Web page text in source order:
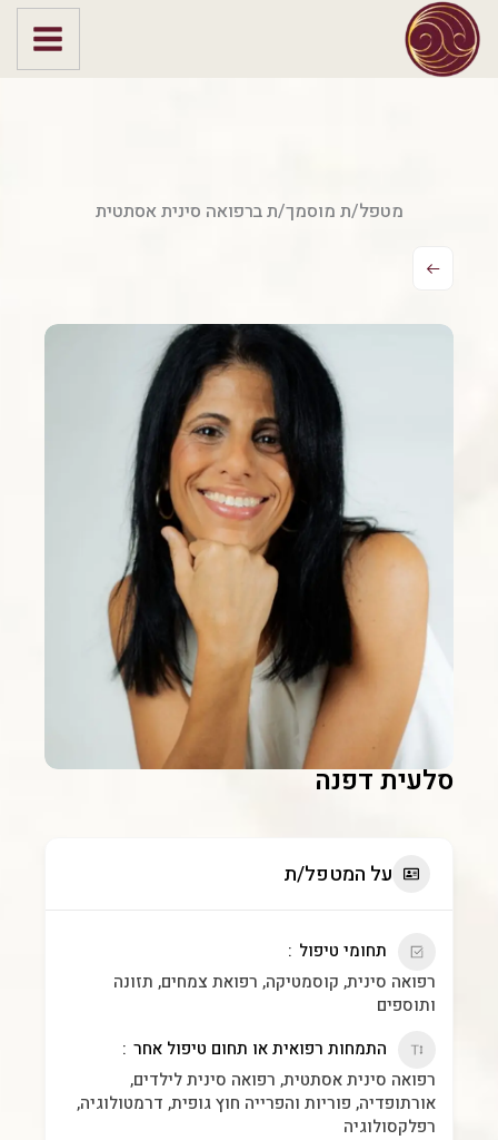
דילוג
לתוכן
מטפל/ת מוסמך/ת ברפואה סינית אסתטית
סלעית דפנה
על המטפל/ת
תחומי טיפול
רפואה סינית, קוסמטיקה, רפואת צמחים, תזונה
ותוספים
התמחות רפואית או תחום טיפול אחר
רפואה סינית אסתטית, רפואה סינית לילדים,
אורתופדיה, פוריות והפרייה חוץ גופית, דרמטולוגיה,
רפלקסולוגיה